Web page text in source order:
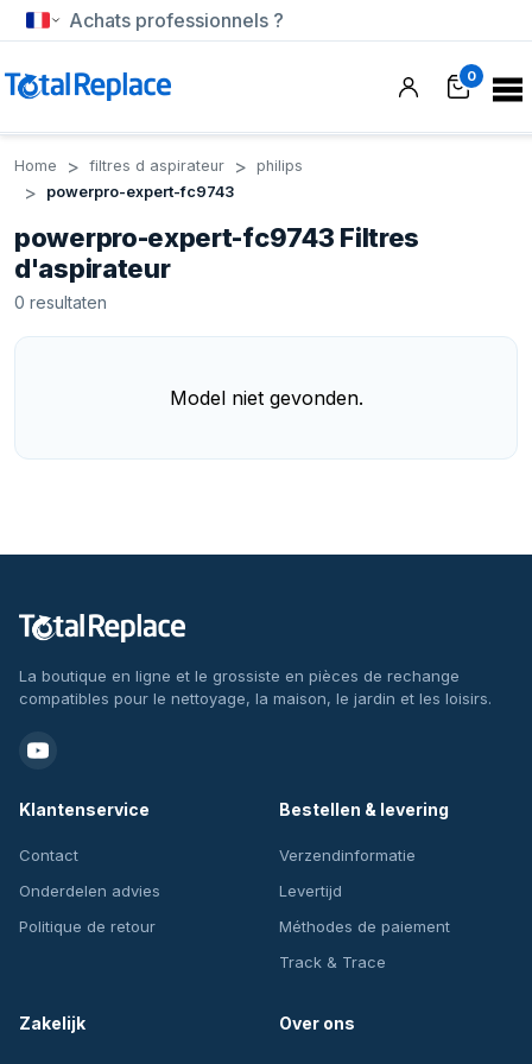
Achats professionnels ?
0
Home filtres d aspirateur
philips
powerpro-expert-fc9743
powerpro-expert-fc9743 Filtres
d'aspirateur
0 resultaten
Model niet gevonden.
La boutique en ligne et le grossiste en pièces de rechange
compatibles pour le nettoyage, la maison, le jardin et les loisirs.
Klantenservice
Contact
Onderdelen advies
Politique de retour
Bestellen & levering
Verzendinformatie
Levertijd
Méthodes de paiement
Track & Trace
Zakelijk Over ons